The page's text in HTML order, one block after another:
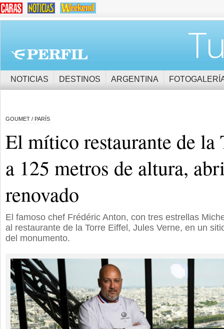
NOTICIAS DESTINOS ARGENTINA
GOUMET / PARÍS
El mítico restaurante de
a 125 metros de altura,
renovado
El famoso chef Frédéric Anton, con tres estrellas
al restaurante de la Torre Eiffel, Jules Verne, en un
del monumento.